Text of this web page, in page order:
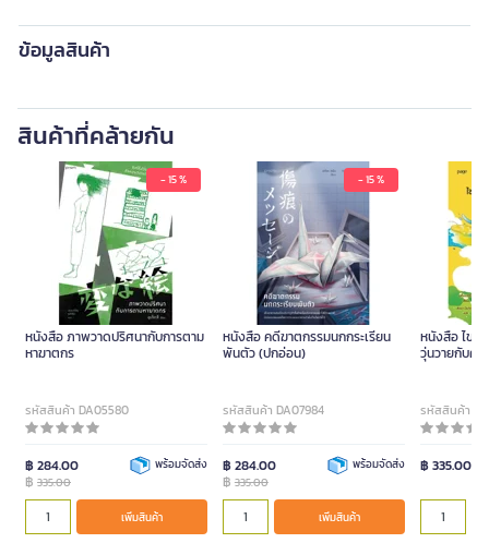
ข้อมูลสินค้า
สินค้าที่คล้ายกัน
- 15 %
หนังสือ ภาพวาดปริศนากับการตาม
หาฆาตกร
รหัสสินค้า DA05580
฿ 284.00
฿ 335.00
พร้อมจัดส่ง
เพิ่มสินค้า
- 15 %
หนังสือ คดีฆาตกรรมนกกระเรียน
พันตัว (ปกอ่อน)
รหัสสินค้า DA07984
฿ 284.00
฿ 335.00
พร้อมจัดส่ง
เพิ่มสินค้า
หนังสือ ไขค
วุ่นวายกับคุ
รหัสสินค้า
฿ 335.00